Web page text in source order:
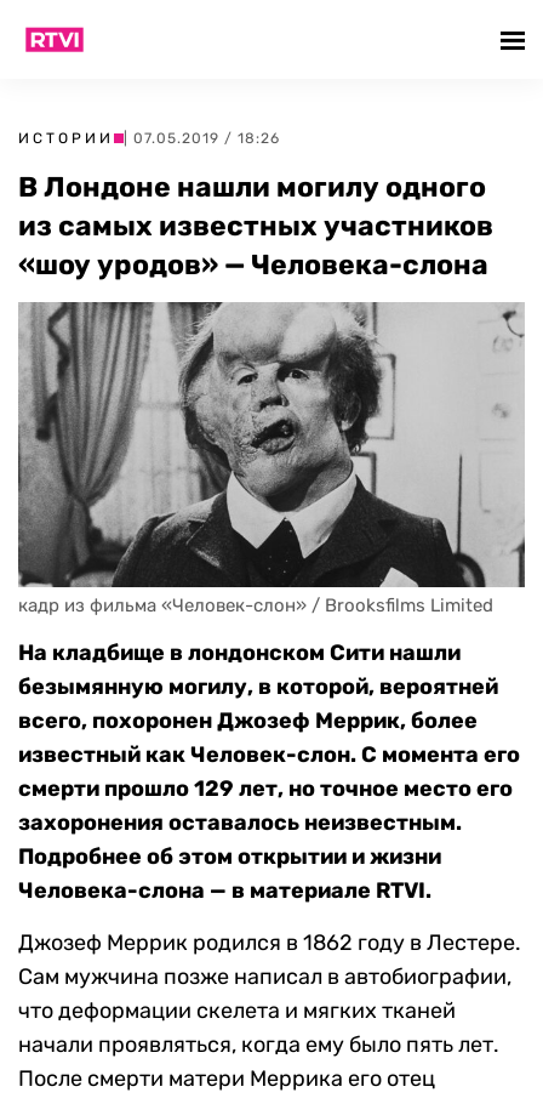
ИСТОРИИ | 07.05.2019 / 18:26
В Лондоне нашли могилу одного
из самых известных участников
«шоу уродов» — Человека-слона
кадр из фильма «Человек-слон» / Brooksfilms Limited
На кладбище в лондонском Сити нашли
безымянную могилу, в которой, вероятней
всего, похоронен Джозеф Меррик, более
известный как Человек-слон. С момента его
смерти прошло 129 лет, но точное место его
захоронения оставалось неизвестным.
Подробнее об этом открытии и жизни
Человека-слона — в материале RTVI.
Джозеф Меррик родился в 1862 году в Лестере.
Сам мужчина позже написал в автобиографии,
что деформации скелета и мягких тканей
начали проявляться, когда ему было пять лет.
После смерти матери Меррика его отец